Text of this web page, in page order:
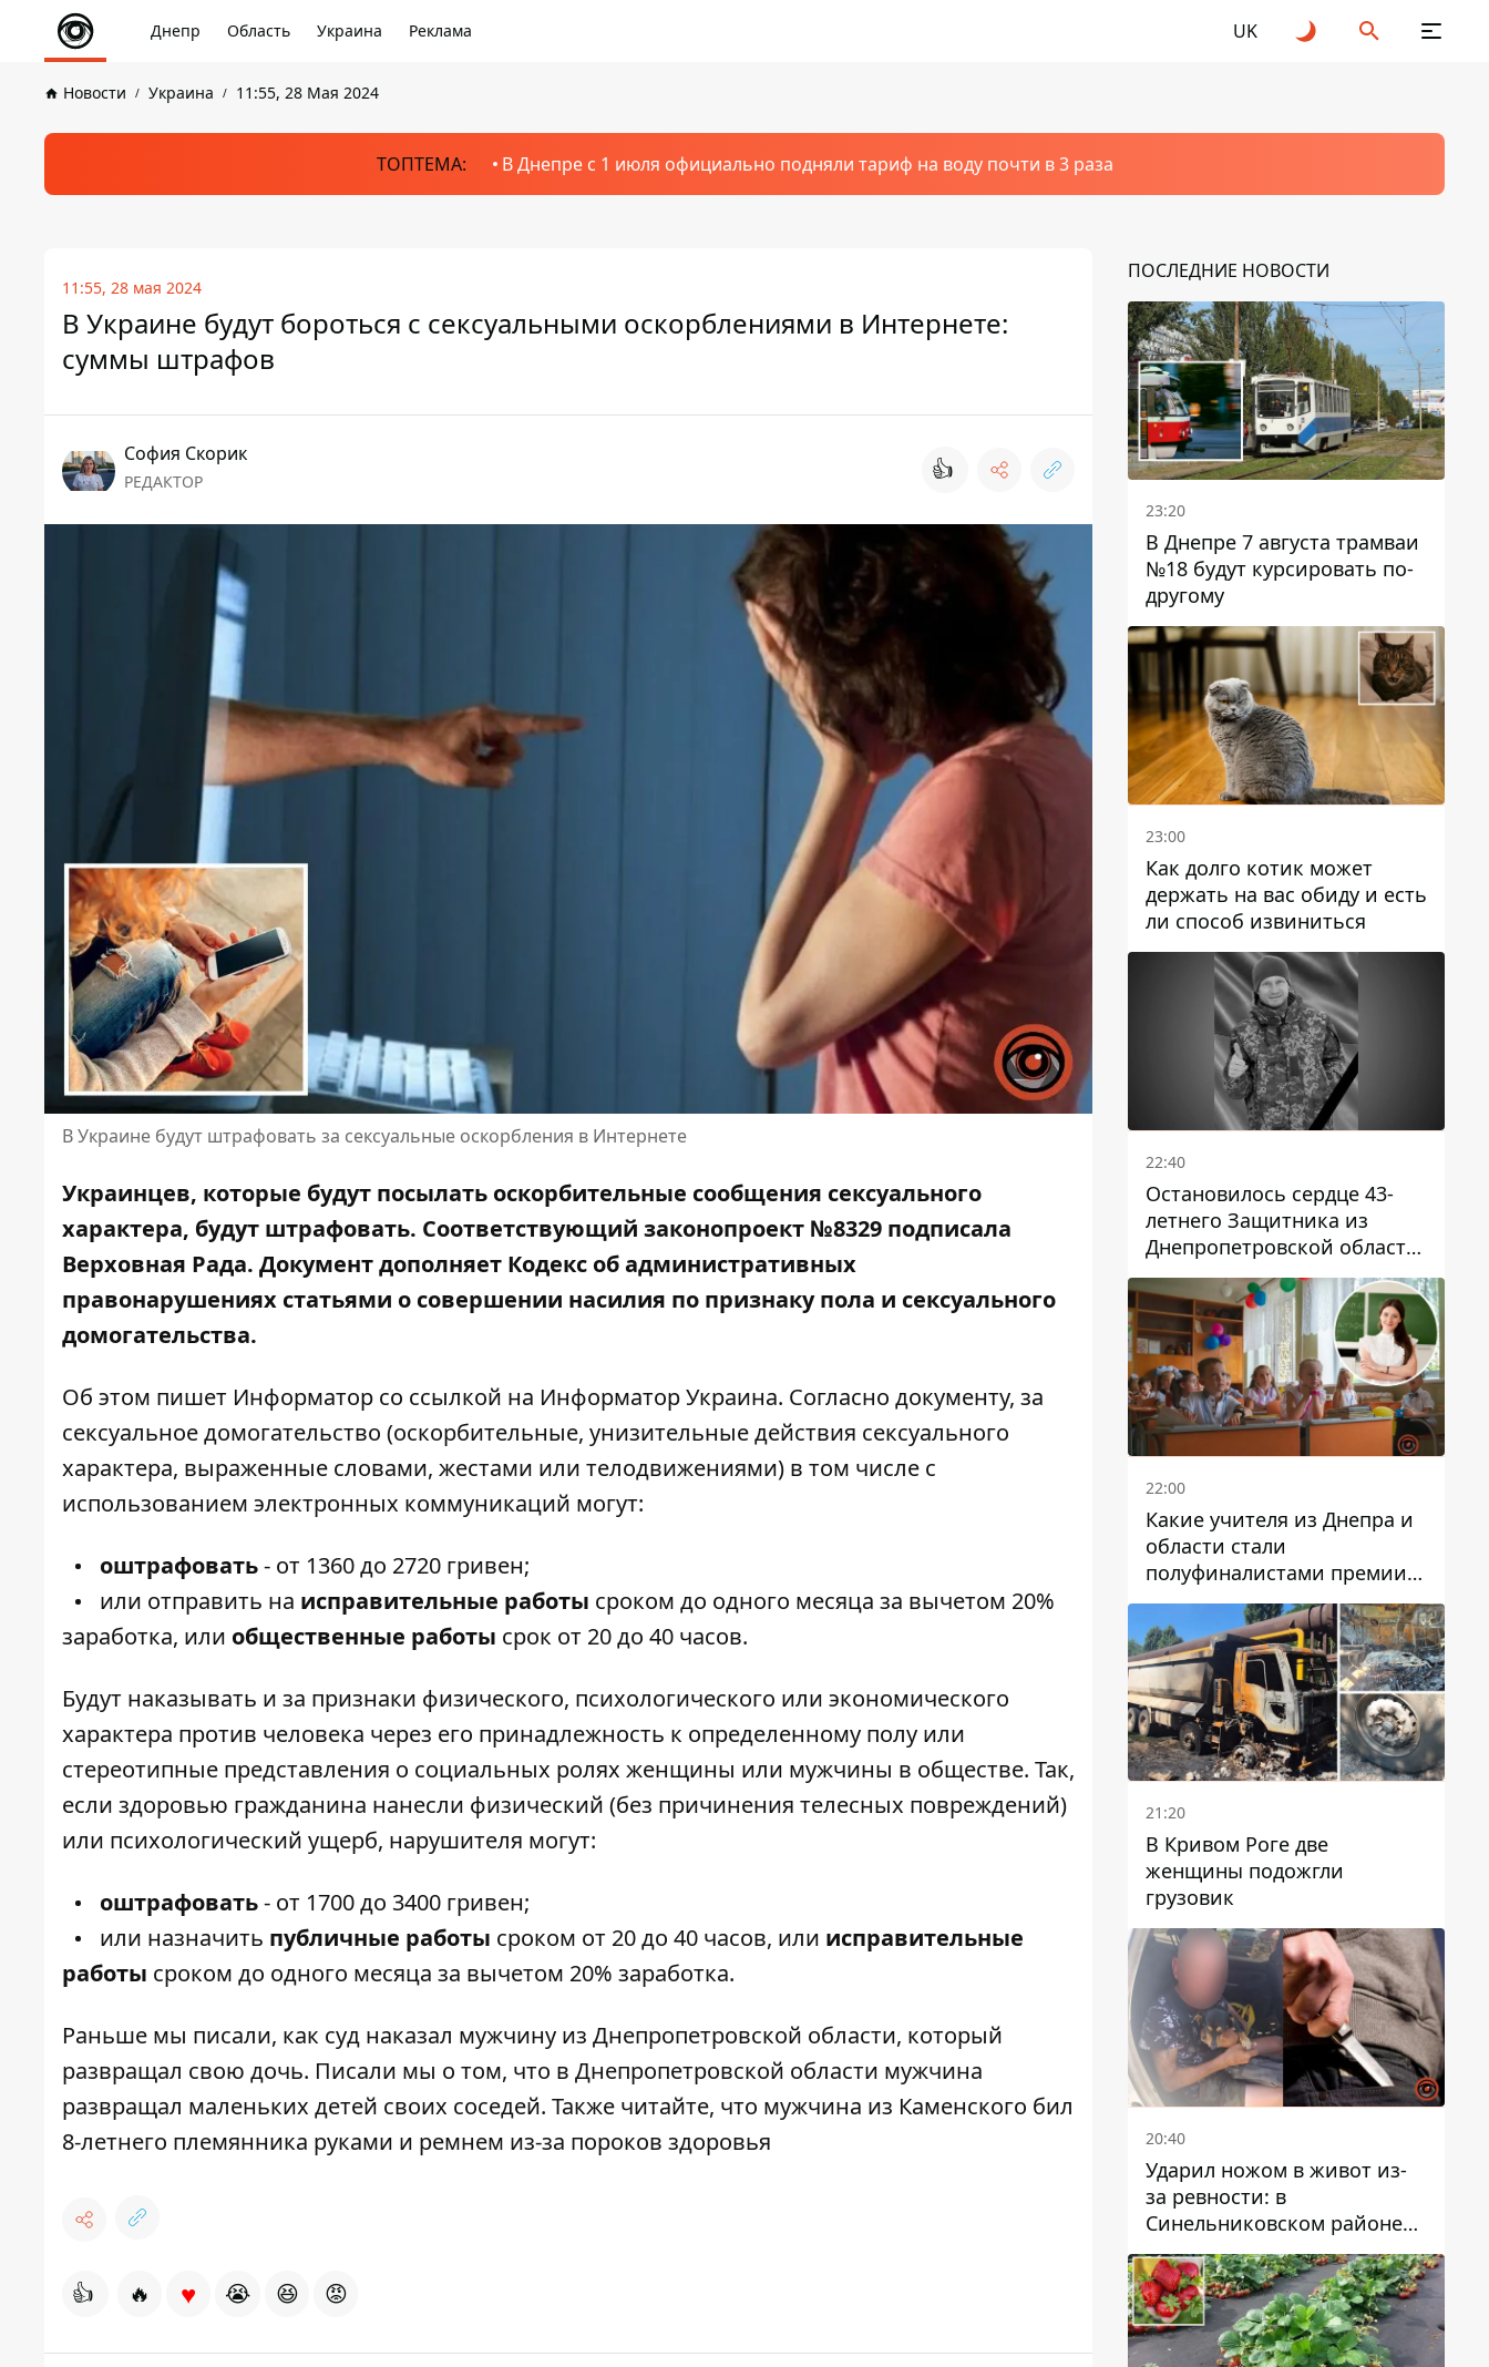
Днепр Область Украина Реклама UK
Новости Украина 11:55, 28 Мая 2024
ТОПТЕМА: В Днепре с 1 июля официально подняли тариф на воду почти в 3 раза
11:55, 28 мая 2024
В Украине будут бороться с сексуальными оскорблениями в Интернете:
суммы штрафов
София Скорик
РЕДАКТОР 👍
В Украине будут штрафовать за сексуальные оскорбления в Интернете
Украинцев, которые будут посылать оскорбительные сообщения сексуального
характера, будут штрафовать. Соответствующий законопроект №8329 подписала
Верховная Рада. Документ дополняет Кодекс об административных
правонарушениях статьями о совершении насилия по признаку пола и сексуального
домогательства.
Об этом пишет Информатор со ссылкой на Информатор Украина. Согласно документу, за
сексуальное домогательство (оскорбительные, унизительные действия сексуального
характера, выраженные словами, жестами или телодвижениями) в том числе с
использованием электронных коммуникаций могут:
оштрафовать- от 1360 до 2720 гривен;
или отправить на исправительные работы сроком до одного месяца за вычетом 20%
заработка, или общественные работы срок от 20 до 40 часов.
Будут наказывать и за признаки физического, психологического или экономического
характера против человека через его принадлежность к определенному полу или
стереотипные представления о социальных ролях женщины или мужчины в обществе. Так,
если здоровью гражданина нанесли физический (без причинения телесных повреждений)
или психологический ущерб, нарушителя могут:
оштрафовать- от 1700 до 3400 гривен;
или назначить публичные работы сроком от 20 до 40 часов, или исправительные
работы сроком до одного месяца за вычетом 20% заработка.
Раньше мы писали, как суд наказал мужчину из Днепропетровской области, который
развращал свою дочь. Писали мы о том, что в Днепропетровской области мужчина
развращал маленьких детей своих соседей. Также читайте, что мужчина из Каменского бил
8-летнего племянника руками и ремнем из-за пороков здоровья
👍 🔥 ♥ 😭 😆 😡
ПОСЛЕДНИЕ НОВОСТИ
23:20
В Днепре 7 августа трамваи
№18 будут курсировать по-
другому
23:00
Как долго котик может
держать на вас обиду и есть
ли способ извиниться
22:40
Остановилось сердце 43-
летнего Защитника из
Днепропетровской области
Евгения Зинченко
22:00
Какие учителя из Днепра и
области стали
полуфиналистами премии
Global Teacher Prize Ukraine
2026
21:20
В Кривом Роге две
женщины подожгли
грузовик
20:40
Ударил ножом в живот из-
за ревности: в
Синельниковском районе
задержали 49-летнего
мужчину за убийство